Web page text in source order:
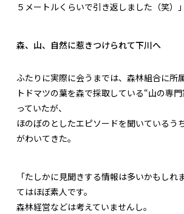
５メートルくらいで引き返しました（笑）
森、山、自然に惹きつけられて下川へ
ふたりに実際に会うまでは、森林組合に所
トドマツの葉を森で採取している“山の専
っていたが、
ほのぼのとしたエピソードを聞いているう
がわいてきた。
「たしかに見聞きする情報は多いかもしれ
てはほぼ素人です。
森林経営などは考えていませんし。